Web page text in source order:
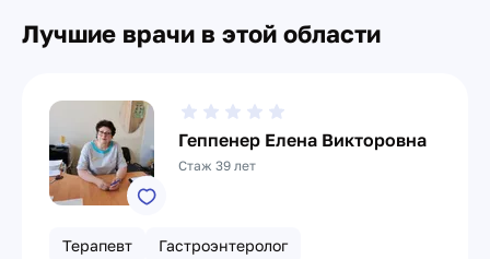
Лучшие врачи в этой области
Геппенер Елена Викторовна
Стаж 39 лет
Терапевт Гастроэнтеролог